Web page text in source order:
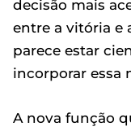
decisão mais
entre a vitória e
parece estar
incorporar essa
A nova função